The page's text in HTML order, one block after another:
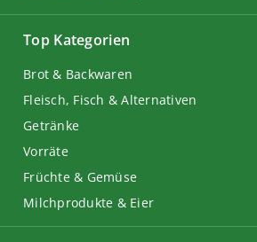
Top Kategorien
Brot & Backwaren
Fleisch, Fisch & Alternativen
Getränke
Vorräte
Früchte & Gemüse
Milchprodukte & Eier